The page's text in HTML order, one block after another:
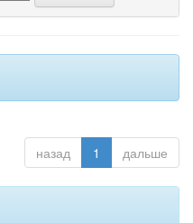
назад 1 дальше